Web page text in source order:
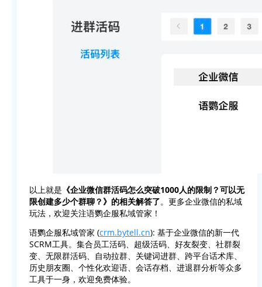
以上就是 《企业微信群活码怎么突破1000人的限制？可以无
限创建多少个群聊？》的相关解答了。更多企业微信的私域
玩法，欢迎关注语鹦企服私域管家！
语鹦企服私域管家 (crm.bytell.cn): 基于企业微信的新一代
SCRM工具。集合员工活码、超级活码、好友裂变、社群裂
变、无限群活码、自动拉群、关键词进群、跨平台话术库、
历史朋友圈、个性化欢迎语、会话存档、进退群分析等众多
工具于一身，欢迎免费体验。